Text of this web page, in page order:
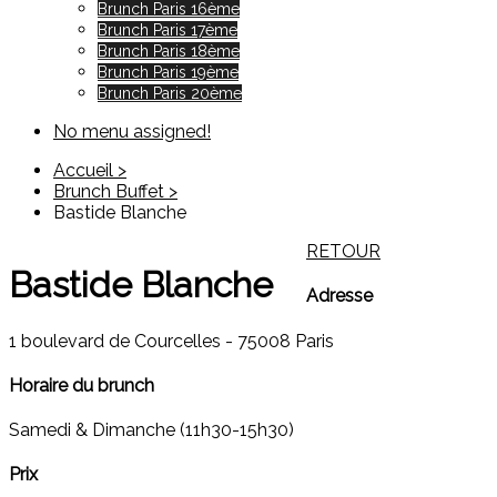
Brunch Paris 16ème
Brunch Paris 17ème
Brunch Paris 18ème
Brunch Paris 19ème
Brunch Paris 20ème
No menu assigned!
Accueil >
Brunch Buffet >
Bastide Blanche
Bastide Blanche
RETOUR
Adresse
1 boulevard de Courcelles - 75008 Paris
Horaire du brunch
Samedi & Dimanche (11h30-15h30)
Prix